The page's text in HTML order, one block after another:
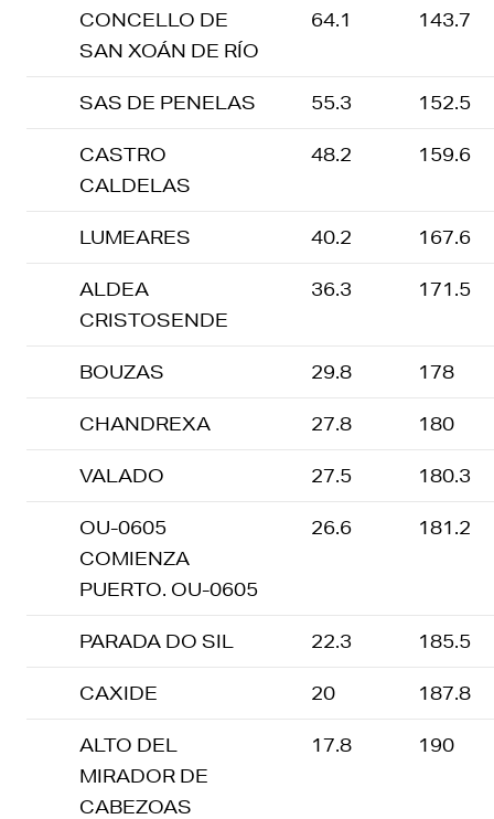
CONCELLO DE
SAN XOÁN DE RÍO
64.1 143.7
SAS DE PENELAS 55.3 152.5
CASTRO
CALDELAS
48.2 159.6
LUMEARES 40.2 167.6
ALDEA
CRISTOSENDE
36.3 171.5
BOUZAS 29.8 178
CHANDREXA 27.8 180
VALADO 27.5 180.3
OU-0605
COMIENZA
PUERTO. OU-0605
26.6 181.2
PARADA DO SIL 22.3 185.5
CAXIDE 20 187.8
ALTO DEL
MIRADOR DE
CABEZOAS
17.8 190